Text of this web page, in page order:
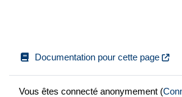
Documentation pour cette page
Vous êtes connecté anonymement (